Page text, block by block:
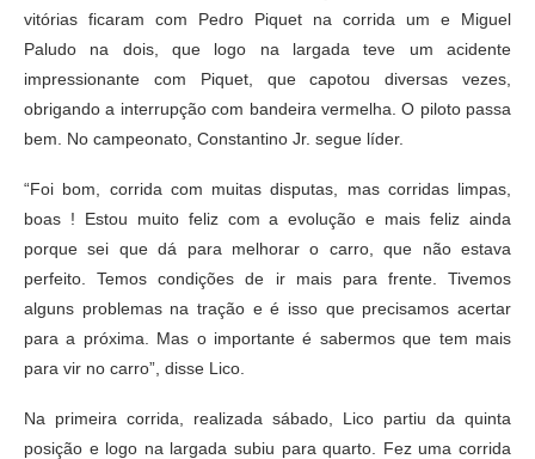
vitórias ficaram com Pedro Piquet na corrida um e Miguel
Paludo na dois, que logo na largada teve um acidente
impressionante com Piquet, que capotou diversas vezes,
obrigando a interrupção com bandeira vermelha. O piloto passa
bem. No campeonato, Constantino Jr. segue líder.
“Foi bom, corrida com muitas disputas, mas corridas limpas,
boas ! Estou muito feliz com a evolução e mais feliz ainda
porque sei que dá para melhorar o carro, que não estava
perfeito. Temos condições de ir mais para frente. Tivemos
alguns problemas na tração e é isso que precisamos acertar
para a próxima. Mas o importante é sabermos que tem mais
para vir no carro”, disse Lico.
Na primeira corrida, realizada sábado, Lico partiu da quinta
posição e logo na largada subiu para quarto. Fez uma corrida